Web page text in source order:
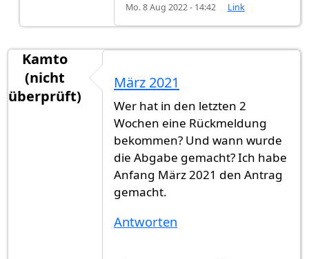
Mo. 8 Aug 2022 - 14:42 Link
Kamto
(nicht
überprüft)
März 2021
Wer hat in den letzten 2
Wochen eine Rückmeldung
bekommen? Und wann wurde
die Abgabe gemacht? Ich habe
Anfang März 2021 den Antrag
gemacht.
Antworten